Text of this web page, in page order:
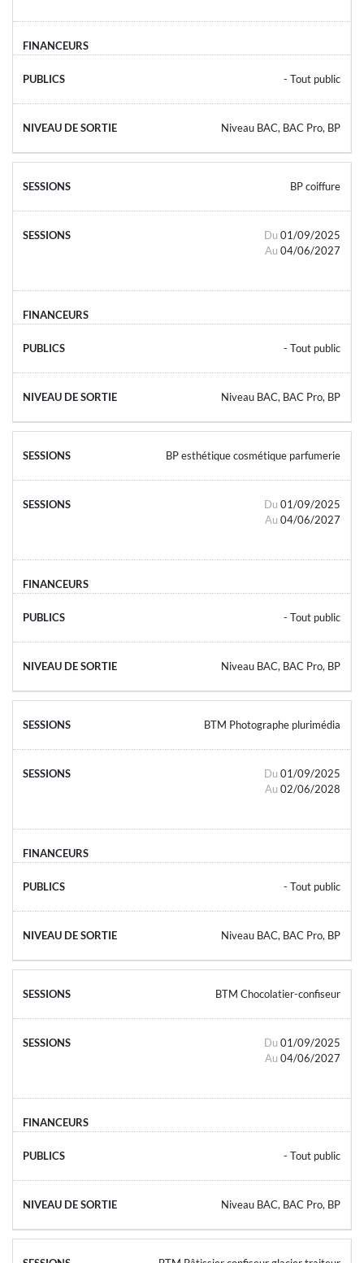
- Tout public
Niveau BAC, BAC Pro, BP
BP coiffure
Du 01/09/2025
Au 04/06/2027
- Tout public
Niveau BAC, BAC Pro, BP
BP esthétique cosmétique parfumerie
Du 01/09/2025
Au 04/06/2027
- Tout public
Niveau BAC, BAC Pro, BP
BTM Photographe plurimédia
Du 01/09/2025
Au 02/06/2028
- Tout public
Niveau BAC, BAC Pro, BP
BTM Chocolatier-confiseur
Du 01/09/2025
Au 04/06/2027
- Tout public
Niveau BAC, BAC Pro, BP